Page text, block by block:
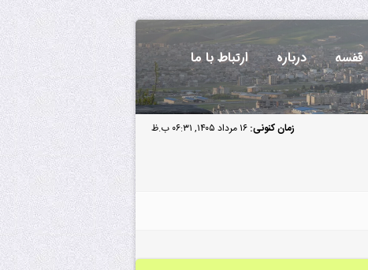
قفسه درباره ارتباط با ما
زمان کنونی: ۱۶ مرداد ۱۴۰۵, ۰۶:۳۱ ب.ظ